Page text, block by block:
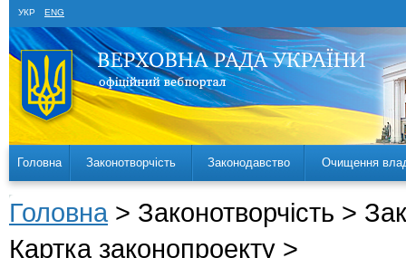
УКР ENG
Головна Законотворчість Законодавство Очищення
Головна > Законотворчість >
Картка законопроекту >